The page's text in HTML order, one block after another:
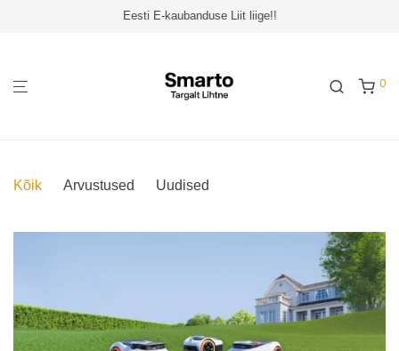
Eesti E-kaubanduse Liit liige!!
0
Kõik Arvustused Uudised